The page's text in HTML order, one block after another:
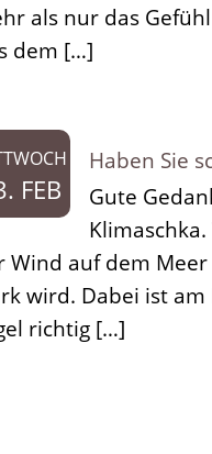
als nur das
dem […]
FEB
Haben Sie
Gute
Wind auf dem
wird. Dabei ist
richtig […]